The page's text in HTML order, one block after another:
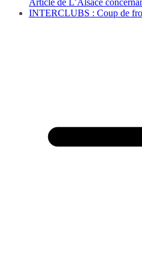
INTERCLUBS : Coup de